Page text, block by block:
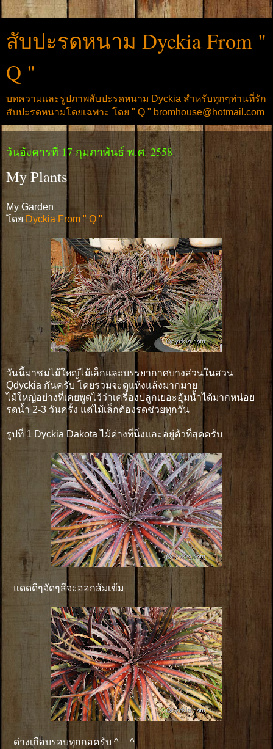
สับปะรดหนาม Dyckia From "
Q "
บทความและรูปภาพสับปะรดหนาม Dyckia สำหรับทุกๆท่านที่รัก
สับปะรดหนามโดยเฉพาะ โดย " Q " bromhouse@hotmail.com
วันอังคารที่ 17 กุมภาพันธ์ พ.ศ. 2558
My Plants
My Garden
โดย Dyckia From " Q "
วันนี้มาชมไม้ใหญ่ไม้เล็กและบรรยากาศบางส่วนในสวน
Qdyckia กันครับ โดยรวมจะดูแห้งแล้งมากมาย
ไม้ใหญ่อย่างที่เคยพูดไว้ว่าเครื่องปลูกเยอะอุ้มน้ำได้มากหน่อย
รดน้ำ 2-3 วันครั้ง แต่ไม้เล็กต้องรดช่วยทุกวัน
รูปที่ 1 Dyckia Dakota ไม้ด่างที่นิ่งและอยู่ตัวที่สุดครับ
แดดดีๆจัดๆสีจะออกส้มเข้ม
ด่างเกือบรอบทุกกอครับ ^__^